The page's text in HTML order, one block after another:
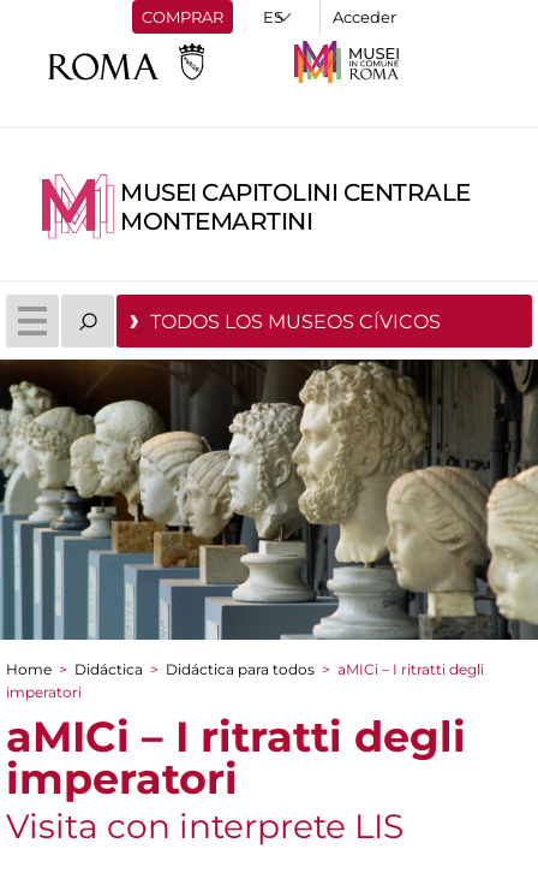
COMPRAR Acceder
MUSEI CAPITOLINI CENTRALE
MONTEMARTINI
TODOS LOS MUSEOS CÍVICOS
You are here
Home > Didáctica > Didáctica para todos > aMICi – I ritratti degli
imperatori
aMICi – I ritratti degli
imperatori
Visita con interprete LIS